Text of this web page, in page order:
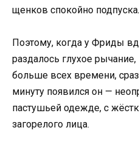
щенков спокойно
Поэтому, когда у Фриды
раздалось глухое
больше всех времени,
минуту появился он —
пастушьей одежде, с
загорелого лица.